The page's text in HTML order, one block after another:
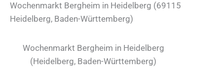
Wochenmarkt Bergheim in Heidelberg (69115
Heidelberg, Baden-Württemberg)
Wochenmarkt Bergheim in Heidelberg
(Heidelberg, Baden-Württemberg)